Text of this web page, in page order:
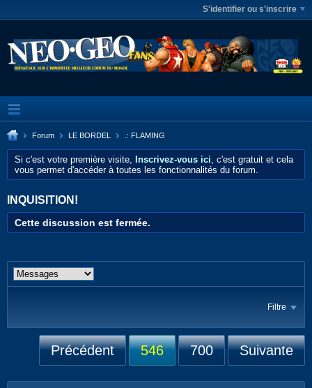
S'identifier ou s'inscrire
Forum LE BORDEL .: FLAMING
Si c'est votre première visite, Inscrivez-vous ici, c'est gratuit et cela
vous permet d'accéder à toutes les fonctionnalités du forum.
INQUISITION!
Cette discussion est fermée.
Filtre
Précédent 546 700 Suivante